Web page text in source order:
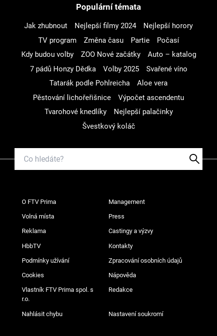
Populární témata
Jak zhubnout Nejlepší filmy 2024
Nejlepší horory
TV program
Změna času Partie
Počasí
Kdy budou volby
ZOO Nové začátky
Auto – katalog
7 pádů Honzy Dědka
Volby 2025
Svařené víno
Tatarák podle Pohlreicha
Aloe vera
Pěstování lichořeřišnice
Výpočet ascendentu
Tvarohové knedlíky
Nejlepší palačinky
Švestkový koláč
O FTV Prima Management
Volná místa Press
Reklama Castingy a výzvy
HbbTV Kontakty
Podmínky užívání Zpracování osobních údajů
Cookies Nápověda
Vlastník FTV Prima spol. s
r.o.
Redakce
Nahlásit chybu Nastavení soukromí